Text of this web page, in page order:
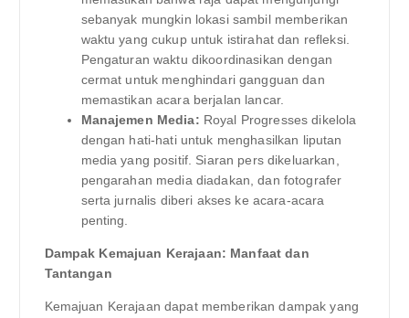
sebanyak mungkin lokasi sambil memberikan
waktu yang cukup untuk istirahat dan refleksi.
Pengaturan waktu dikoordinasikan dengan
cermat untuk menghindari gangguan dan
memastikan acara berjalan lancar.
Manajemen Media: Royal Progresses dikelola
dengan hati-hati untuk menghasilkan liputan
media yang positif. Siaran pers dikeluarkan,
pengarahan media diadakan, dan fotografer
serta jurnalis diberi akses ke acara-acara
penting.
Dampak Kemajuan Kerajaan: Manfaat dan
Tantangan
Kemajuan Kerajaan dapat memberikan dampak yang